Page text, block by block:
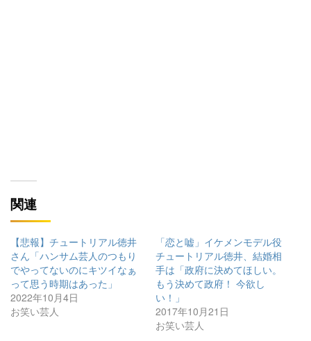
関連
【悲報】チュートリアル徳井
さん「ハンサム芸人のつもり
でやってないのにキツイなぁ
って思う時期はあった」
2022年10月4日
お笑い芸人
「恋と嘘」イケメンモデル役
チュートリアル徳井、結婚相
手は「政府に決めてほしい。
もう決めて政府！ 今欲し
い！」
2017年10月21日
お笑い芸人